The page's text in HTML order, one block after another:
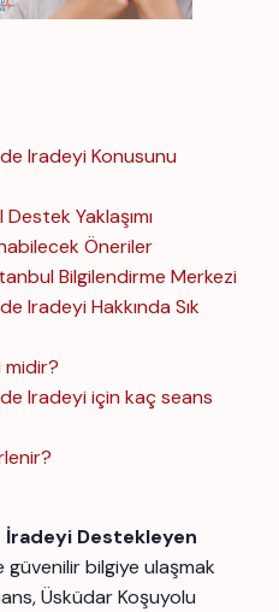
Iradeyi Konusunu
Yaklaşımı
Öneriler
Bilgilendirme Merkezi
Iradeyi Hakkında Sık
Iradeyi için kaç seans
İradeyi Destekleyen
bilgiye ulaşmak
Üsküdar Koşuyolu